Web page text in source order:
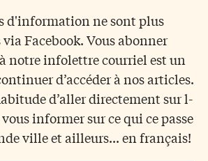
d'information ne sont plus
via Facebook. Vous abonner
notre infolettre courriel est un
d’accéder à nos articles.
d’aller directement sur l-
informer sur ce qui ce passe
ville et ailleurs... en français!